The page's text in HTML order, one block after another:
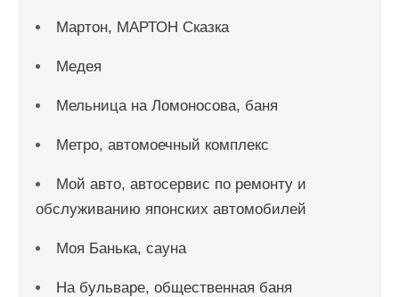
Мартон, МАРТОН Сказка
Медея
Мельница на Ломоносова, баня
Метро, автомоечный комплекс
Мой авто, автосервис по ремонту и
обслуживанию японских автомобилей
Моя Банька, сауна
На бульваре, общественная баня